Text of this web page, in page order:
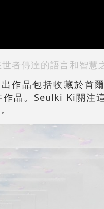
者傳達的語言和智慧
作品包括收藏於首
品。Seulki Ki關注